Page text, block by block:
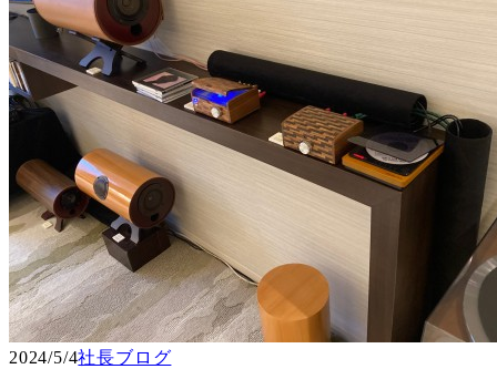
2024/5/4社長ブログ